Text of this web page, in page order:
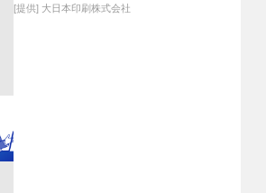
[提供] 大日本印刷株式会社